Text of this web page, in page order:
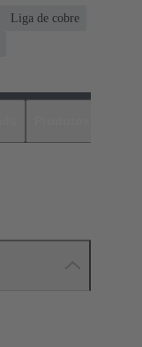
Liga de cobre